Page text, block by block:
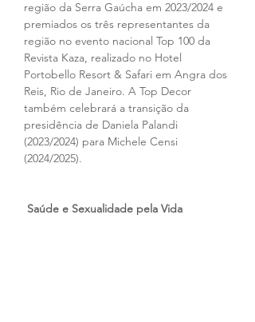
região da Serra Gaúcha em 2023/2024 e
premiados os três representantes da
região no evento nacional Top 100 da
Revista Kaza, realizado no Hotel
Portobello Resort & Safari em Angra dos
Reis, Rio de Janeiro. A Top Decor
também celebrará a transição da
presidência de Daniela Palandi
(2023/2024) para Michele Censi
(2024/2025).
Saúde e Sexualidade pela Vida